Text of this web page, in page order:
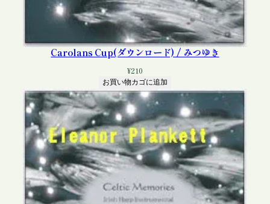
Carolans Cup(ダウンロード) / みつゆき
¥210
お買い物カゴに追加